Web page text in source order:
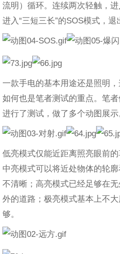
流明）循环。连续两次轻触，
进入“三短三长”的SOS模式，退
一款手电的基本用途还是照明
如何也是笔者测试的重点。笔
进行了测试，做了多个动图展示
低亮模式仅能近距离照亮眼前
中亮模式可以将近处物体的轮
不清晰；高亮模式已经足够在
外的道路；极亮模式基本上不
够。